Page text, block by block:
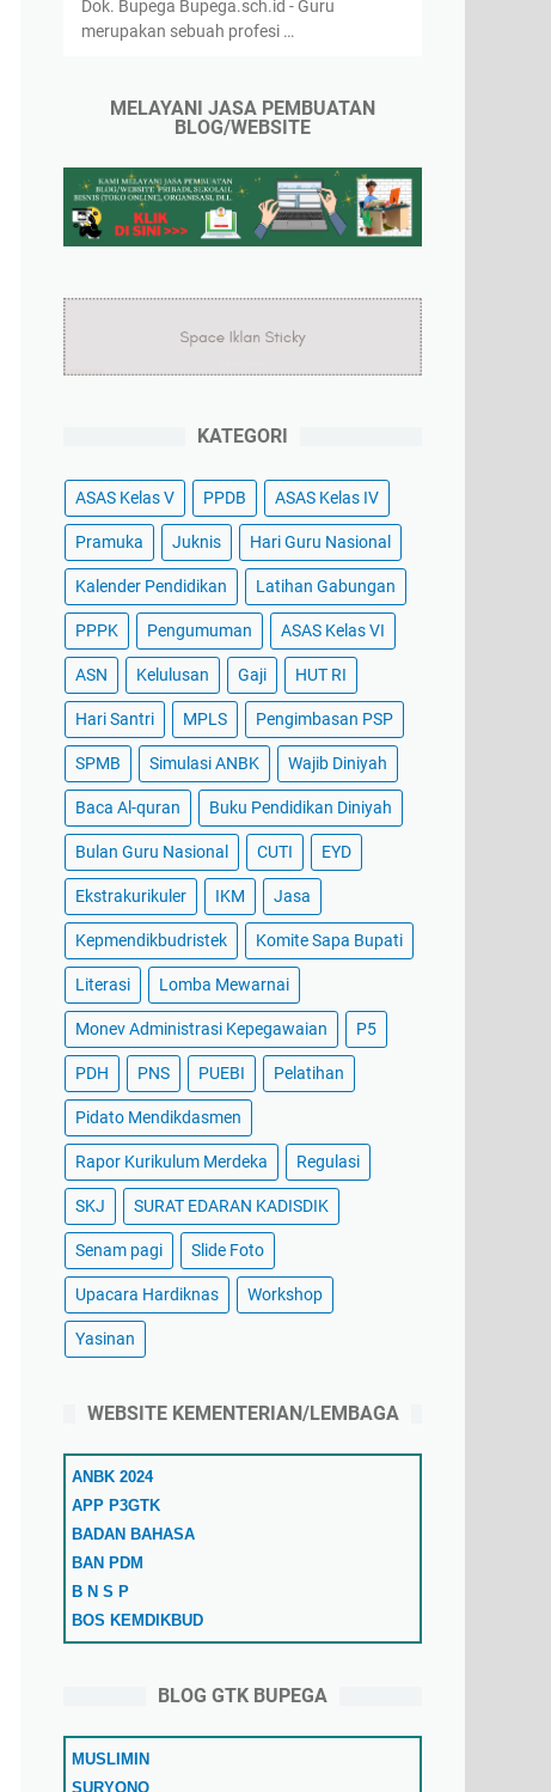
Dok. Bupega Bupega.sch.id - Guru
merupakan sebuah profesi …
MELAYANI JASA PEMBUATAN
BLOG/WEBSITE
KATEGORI
ASAS Kelas V PPDB ASAS Kelas IV
Pramuka Juknis Hari Guru Nasional
Kalender Pendidikan Latihan Gabungan
PPPK Pengumuman ASAS Kelas VI
ASN Kelulusan Gaji HUT RI
Hari Santri MPLS Pengimbasan PSP
SPMB Simulasi ANBK Wajib Diniyah
Baca Al-quran Buku Pendidikan Diniyah
Bulan Guru Nasional CUTI EYD
Ekstrakurikuler IKM Jasa
Kepmendikbudristek Komite Sapa Bupati
Literasi Lomba Mewarnai
Monev Administrasi Kepegawaian P5
PDH PNS PUEBI Pelatihan
Pidato Mendikdasmen
Rapor Kurikulum Merdeka Regulasi
SKJ SURAT EDARAN KADISDIK
Senam pagi Slide Foto
Upacara Hardiknas Workshop
Yasinan
WEBSITE KEMENTERIAN/LEMBAGA
ANBK 2024
APP P3GTK
BADAN BAHASA
BAN PDM
B N S P
BOS KEMDIKBUD
COVID-19
DATA DIKDASMEN
DITJEN PAUD DIKDASMEN
GTK DATA NUPTK
BLOG GTK BUPEGA
MUSLIMIN
SURYONO